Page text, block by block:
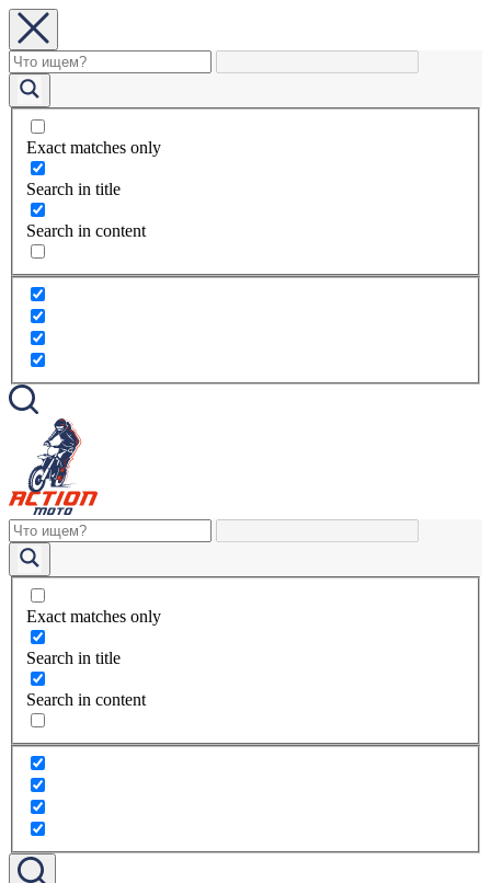
Exact matches only
Search in title
Search in content
Exact matches only
Search in title
Search in content